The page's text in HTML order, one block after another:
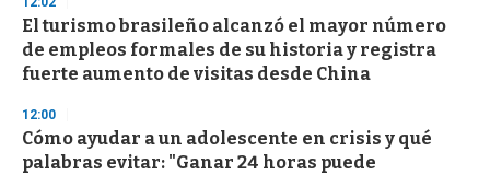
El turismo brasileño alcanzó el mayor número
de empleos formales de su historia y registra
fuerte aumento de visitas desde China
12:00
Cómo ayudar a un adolescente en crisis y qué
palabras evitar: "Ganar 24 horas puede